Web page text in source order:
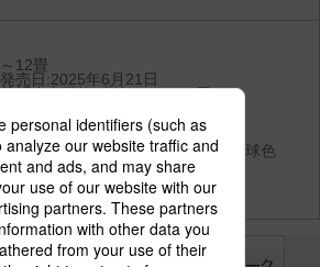
～12畳
発売日:2025年6月21日
希望小売価格(税抜):106,000円
消費電力:37 W
消費効率:148.6 lm/W
光色(色温度):昼光色（6500K）／電球色
（2700K）
演色性:昼光色Ra83／電球色Ra83
チェック